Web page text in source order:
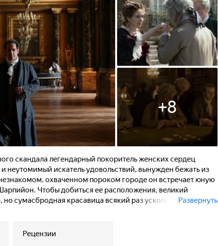
+8
скандала легендарный покоритель женских сердец
неутомимый искатель удовольствий, вынужден бежать из
охваченном пороком городе он встречает юную
Чтобы добиться ее расположения, великий
но сумасбродная красавица всякий раз ускользает изРазвернуть
Рецензии